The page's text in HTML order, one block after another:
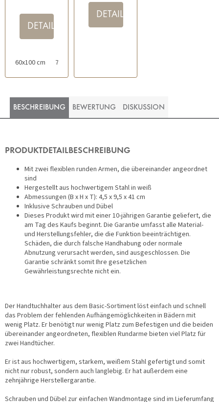
DETAIL
60x100 cm 70x120 cm
DETAIL
BESCHREIBUNG BEWERTUNG DISKUSSION
PRODUKTDETAILBESCHREIBUNG
Mit zwei flexiblen runden Armen, die übereinander angeordnet
sind
Hergestellt aus hochwertigem Stahl in weiß
Abmessungen (B x H x T): 4,5 x 9,5 x 41 cm
Inklusive Schrauben und Dübel
Dieses Produkt wird mit einer 10-jährigen Garantie geliefert, die
am Tag des Kaufs beginnt. Die Garantie umfasst alle Material-
und Herstellungsfehler, die die Funktion beeinträchtigen.
Schäden, die durch falsche Handhabung oder normale
Abnutzung verursacht werden, sind ausgeschlossen. Die
Garantie schränkt somit Ihre gesetzlichen
Gewährleistungsrechte nicht ein.
Der Handtuchhalter aus dem Basic-Sortiment löst einfach und schnell
das Problem der fehlenden Aufhängemöglichkeiten in Bädern mit
wenig Platz. Er benötigt nur wenig Platz zum Befestigen und die beiden
übereinander angeordneten, flexiblen Rundarme bieten viel Platz für
zwei Handtücher.
Er ist aus hochwertigem, starkem, weißem Stahl gefertigt und somit
nicht nur robust, sondern auch langlebig. Er hat außerdem eine
zehnjährige Herstellergarantie.
Schrauben und Dübel zur einfachen Wandmontage sind im Lieferumfang